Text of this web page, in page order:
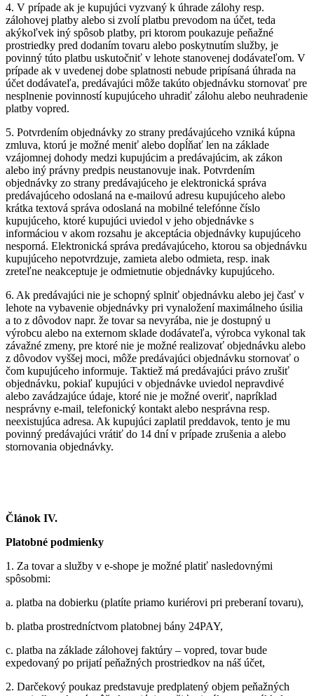
4. V prípade ak je kupujúci vyzvaný k úhrade zálohy resp.
zálohovej platby alebo si zvolí platbu prevodom na účet, teda
akýkoľvek iný spôsob platby, pri ktorom poukazuje peňažné
prostriedky pred dodaním tovaru alebo poskytnutím služby, je
povinný túto platbu uskutočniť v lehote stanovenej dodávateľom. V
prípade ak v uvedenej dobe splatnosti nebude pripísaná úhrada na
účet dodávateľa, predávajúci môže takúto objednávku stornovať pre
nesplnenie povinností kupujúceho uhradiť zálohu alebo neuhradenie
platby vopred.
5. Potvrdením objednávky zo strany predávajúceho vzniká kúpna
zmluva, ktorú je možné meniť alebo dopĺňať len na základe
vzájomnej dohody medzi kupujúcim a predávajúcim, ak zákon
alebo iný právny predpis neustanovuje inak. Potvrdením
objednávky zo strany predávajúceho je elektronická správa
predávajúceho odoslaná na e-mailovú adresu kupujúceho alebo
krátka textová správa odoslaná na mobilné telefónne číslo
kupujúceho, ktoré kupujúci uviedol v jeho objednávke s
informáciou v akom rozsahu je akceptácia objednávky kupujúceho
nesporná. Elektronická správa predávajúceho, ktorou sa objednávku
kupujúceho nepotvrdzuje, zamieta alebo odmieta, resp. inak
zreteľne neakceptuje je odmietnutie objednávky kupujúceho.
6. Ak predávajúci nie je schopný splniť objednávku alebo jej časť v
lehote na vybavenie objednávky pri vynaložení maximálneho úsilia
a to z dôvodov napr. že tovar sa nevyrába, nie je dostupný u
výrobcu alebo na externom sklade dodávateľa, výrobca vykonal tak
závažné zmeny, pre ktoré nie je možné realizovať objednávku alebo
z dôvodov vyššej moci, môže predávajúci objednávku stornovať o
čom kupujúceho informuje. Taktiež má predávajúci právo zrušiť
objednávku, pokiaľ kupujúci v objednávke uviedol nepravdivé
alebo zavádzajúce údaje, ktoré nie je možné overiť, napríklad
nesprávny e-mail, telefonický kontakt alebo nesprávna resp.
neexistujúca adresa. Ak kupujúci zaplatil preddavok, tento je mu
povinný predávajúci vrátiť do 14 dní v prípade zrušenia a alebo
stornovania objednávky.
Článok IV.
Platobné podmienky
1. Za tovar a služby v e-shope je možné platiť nasledovnými
spôsobmi:
a. platba na dobierku (platíte priamo kuriérovi pri preberaní tovaru),
b. platba prostredníctvom platobnej bány 24PAY,
c. platba na základe zálohovej faktúry – vopred, tovar bude
expedovaný po prijatí peňažných prostriedkov na náš účet,
2. Darčekový poukaz predstavuje predplatený objem peňažných